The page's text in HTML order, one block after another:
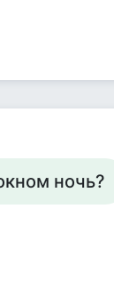
ночь?